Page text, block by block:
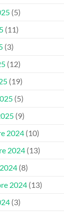
(5)
(11)
(3)
(12)
(19)
(5)
(9)
2024 (10)
2024 (13)
(8)
2024 (13)
(3)